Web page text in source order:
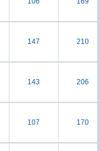
147 210
143 206
107 170